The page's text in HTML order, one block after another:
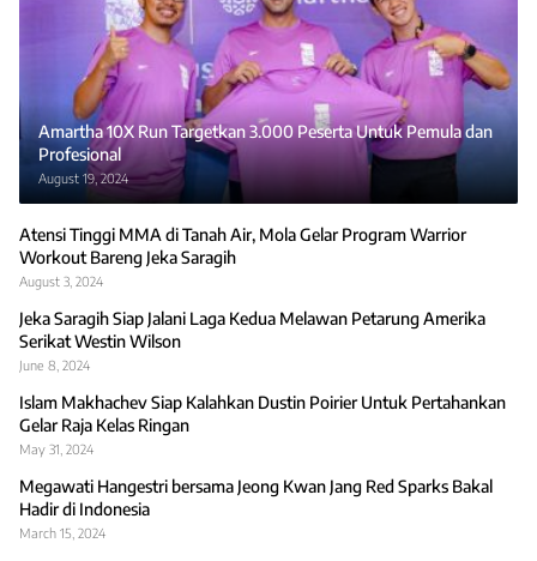
Amartha 10X Run Targetkan 3.000 Peserta Untuk Pemula dan
Profesional
August 19, 2024
Atensi Tinggi MMA di Tanah Air, Mola Gelar Program Warrior
Workout Bareng Jeka Saragih
August 3, 2024
Jeka Saragih Siap Jalani Laga Kedua Melawan Petarung Amerika
Serikat Westin Wilson
June 8, 2024
Islam Makhachev Siap Kalahkan Dustin Poirier Untuk Pertahankan
Gelar Raja Kelas Ringan
May 31, 2024
Megawati Hangestri bersama Jeong Kwan Jang Red Sparks Bakal
Hadir di Indonesia
March 15, 2024